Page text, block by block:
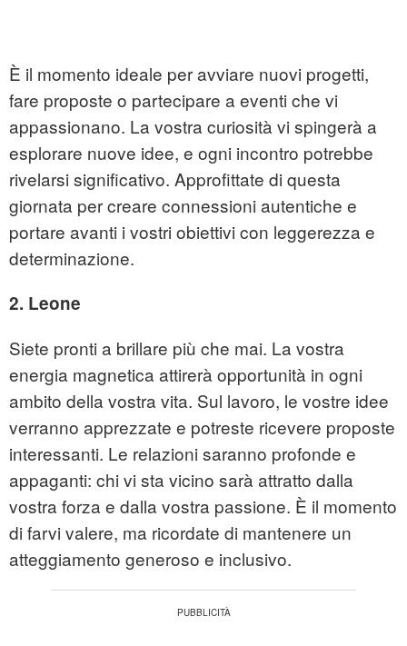
È il momento ideale per avviare nuovi progetti,
fare proposte o partecipare a eventi che vi
appassionano. La vostra curiosità vi spingerà a
esplorare nuove idee, e ogni incontro potrebbe
rivelarsi significativo. Approfittate di questa
giornata per creare connessioni autentiche e
portare avanti i vostri obiettivi con leggerezza e
determinazione.
2. Leone
Siete pronti a brillare più che mai. La vostra
energia magnetica attirerà opportunità in ogni
ambito della vostra vita. Sul lavoro, le vostre idee
verranno apprezzate e potreste ricevere proposte
interessanti. Le relazioni saranno profonde e
appaganti: chi vi sta vicino sarà attratto dalla
vostra forza e dalla vostra passione. È il momento
di farvi valere, ma ricordate di mantenere un
atteggiamento generoso e inclusivo.